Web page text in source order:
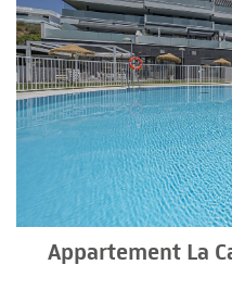
Appartement La